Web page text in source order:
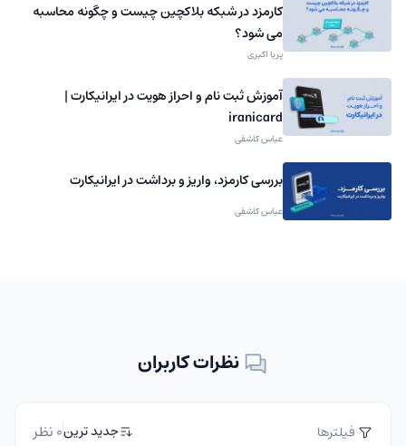
کارمزد در شبکه بلاکچین چیست و چگونه محاسبه
می شود؟
پریا اکبری
آموزش ثبت نام و احراز هویت در ایرانیکارت |
iranicard
عباس کاشفی
بررسی کارمزد، واریز و برداشت در ایرانیکارت
عباس کاشفی
نظرات کاربران
فیلترها جدید ترین0 نظر